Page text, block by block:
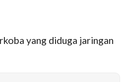
yang diduga jaringan